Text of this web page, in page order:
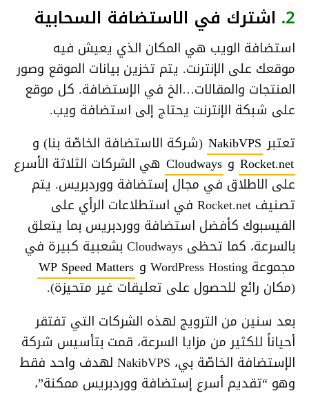
2. اشترك في الاستضافة السحابية
استضافة الويب هي المكان الذي يعيش فيه
موقعك على الإنترنت. يتم تخزين بيانات الموقع وصور
المنتجات والمقالات…الخ في الإستضافة. كل موقع
على شبكة الإنترنت يحتاج إلى استضافة ويب.
تعتبر NakibVPS (شركة الاستضافة الخاصّة بنا) و
Rocket.net و Cloudways هي الشركات الثلاثة الأسرع
على الاطلاق في مجال إستضافة ووردبريس. يتم
تصنيف Rocket.net في استطلاعات الرأي على
الفيسبوك كأفضل استضافة ووردبريس بما يتعلق
بالسرعة، كما تحظى Cloudways بشعبية كبيرة في
مجموعة WordPress Hosting و
WP Speed Matters
(مكان رائع للحصول على تعليقات غير متحيزة).
بعد سنين من الترويج لهذه الشركات التي تفتقر
أحياناً للكثير من مزايا السرعة، قمت بتأسيس شركة
الإستضافة الخاصّة بي، NakibVPS لهدف واحد فقط
وهو “تقديم أسرع إستضافة ووردبريس ممكنة”،